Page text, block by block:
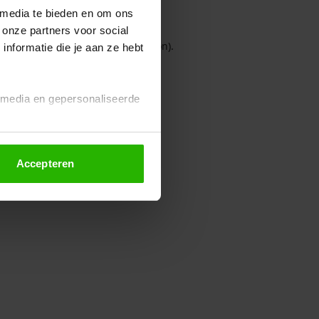
te bieden en om ons
partners voor social
die je aan ze hebt
en gepersonaliseerde
altijd wijzigen of
Accepteren
console for more information).